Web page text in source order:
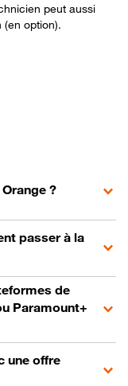
peut aussi
(en option).
?
passer à la
de
Paramount+
une offre